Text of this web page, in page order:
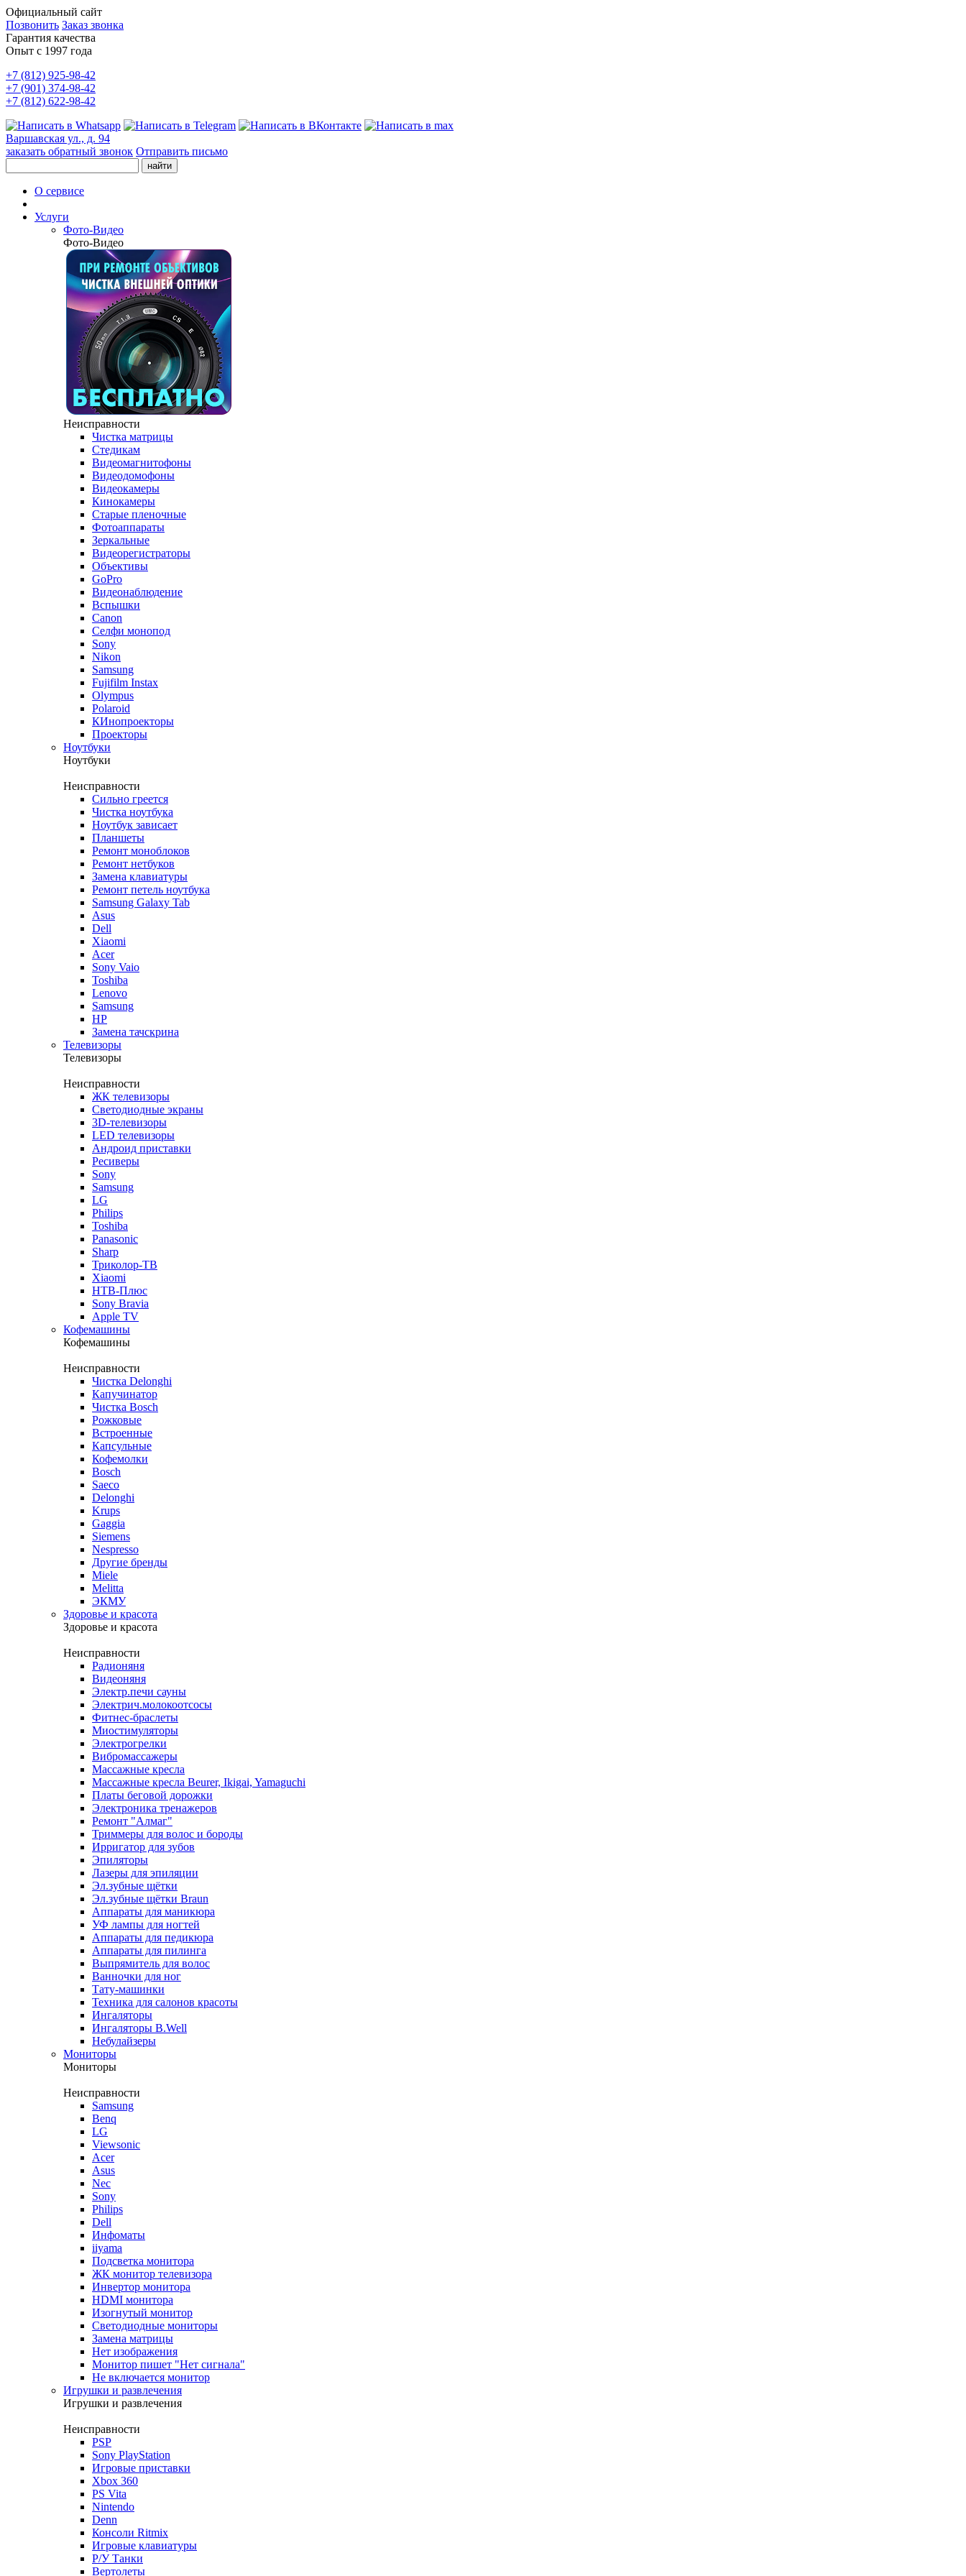
Официальный сайт
Позвонить Заказ звонка
Гарантия качества
Опыт с 1997 года
+7 (812) 925-98-42
+7 (901) 374-98-42
+7 (812) 622-98-42
Варшавская ул., д. 94
заказать обратный звонок Отправить письмо
О сервисе
Услуги
Фото-Видео
Фото-Видео
Неисправности
Чистка матрицы
Стедикам
Видеомагнитофоны
Видеодомофоны
Видеокамеры
Кинокамеры
Старые пленочные
Фотоаппараты
Зеркальные
Видеорегистраторы
Объективы
GoPro
Видеонаблюдение
Вспышки
Canon
Селфи монопод
Sony
Nikon
Samsung
Fujifilm Instax
Olympus
Polaroid
КИнопроекторы
Проекторы
Ноутбуки
Ноутбуки
Неисправности
Сильно греется
Чистка ноутбука
Ноутбук зависает
Планшеты
Ремонт моноблоков
Ремонт нетбуков
Замена клавиатуры
Ремонт петель ноутбука
Samsung Galaxy Tab
Asus
Dell
Xiaomi
Acer
Sony Vaio
Toshiba
Lenovo
Samsung
HP
Замена тачскрина
Телевизоры
Телевизоры
Неисправности
ЖК телевизоры
Светодиодные экраны
3D-телевизоры
LED телевизоры
Андроид приставки
Ресиверы
Sony
Samsung
LG
Philips
Toshiba
Panasonic
Sharp
Триколор-ТВ
Xiaomi
НТВ-Плюс
Sony Bravia
Apple TV
Кофемашины
Кофемашины
Неисправности
Чистка Delonghi
Капучинатор
Чистка Bosch
Рожковые
Встроенные
Капсульные
Кофемолки
Bosch
Saeco
Delonghi
Krups
Gaggia
Siemens
Nespresso
Другие бренды
Miele
Melitta
ЭКМУ
Здоровье и красота
Здоровье и красота
Неисправности
Радионяня
Видеоняня
Электр.печи сауны
Электрич.молокоотсосы
Фитнес-браслеты
Миостимуляторы
Электрогрелки
Вибромассажеры
Массажные кресла
Массажные кресла Beurer, Ikigai, Yamaguchi
Платы беговой дорожки
Электроника тренажеров
Ремонт "Алмаг"
Триммеры для волос и бороды
Ирригатор для зубов
Эпиляторы
Лазеры для эпиляции
Эл.зубные щётки
Эл.зубные щётки Braun
Аппараты для маникюра
УФ лампы для ногтей
Аппараты для педикюра
Аппараты для пилинга
Выпрямитель для волос
Ванночки для ног
Тату-машинки
Техника для салонов красоты
Ингаляторы
Ингаляторы B.Well
Небулайзеры
Мониторы
Мониторы
Неисправности
Samsung
Benq
LG
Viewsonic
Acer
Asus
Nec
Sony
Philips
Dell
Инфоматы
iiyama
Подсветка монитора
ЖК монитор телевизора
Инвертор монитора
HDMI монитора
Изогнутый монитор
Светодиодные мониторы
Замена матрицы
Нет изображения
Монитор пишет "Нет сигнала"
Не включается монитор
Игрушки и развлечения
Игрушки и развлечения
Неисправности
PSP
Sony PlayStation
Игровые приставки
Xbox 360
PS Vita
Nintendo
Denn
Консоли Ritmix
Игровые клавиатуры
Р/У Танки
Вертолеты